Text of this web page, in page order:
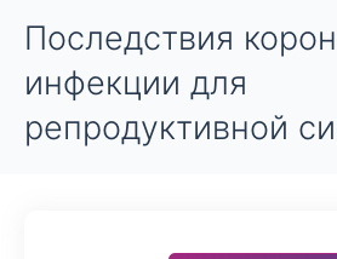
Последствия
инфекции для
репродуктивной